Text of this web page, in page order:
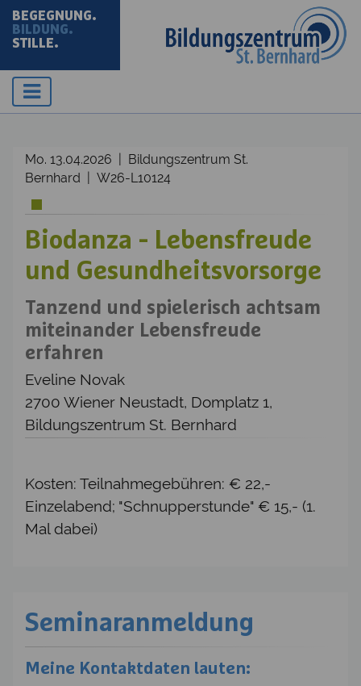
BEGEGNUNG.
BILDUNG.
STILLE.
Mo. 13.04.2026 | Bildungszentrum St.
Bernhard | W26-L10124
Biodanza - Lebensfreude
und Gesundheitsvorsorge
Tanzend und spielerisch achtsam
miteinander Lebensfreude
erfahren
Eveline Novak
2700 Wiener Neustadt, Domplatz 1,
Bildungszentrum St. Bernhard
Kosten: Teilnahmegebühren: € 22,-
Einzelabend; "Schnupperstunde" € 15,- (1.
Mal dabei)
Seminaranmeldung
Meine Kontaktdaten lauten: